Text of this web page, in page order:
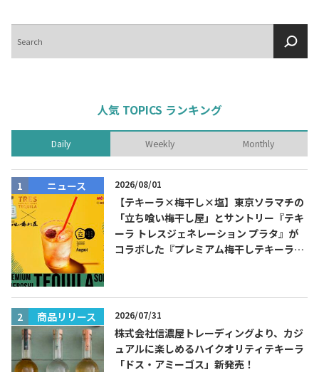
トピックス一覧
お問合せ
Contact
バー＆レストラン
Bar & Restaurant
Tequila Journal SNS 在日メキシコ大使館 SNS
索
人気 TOPICS ランキング
Daily Weekly Monthly
ニュース 2026/08/01
【テキーラ×梅干し×塩】東京ソラマチの
「立ち喰い梅干し屋」とサントリー『テキ
ーラ トレスジェネレーション プラタ』が
コラボした『プレミアム梅干しテキーラソ
商品リリース 2026/07/31
株式会社信濃屋トレーディングより、カジ
ュアルに楽しめるハイクオリティテキーラ
「ドス・アミーゴス」新発売！